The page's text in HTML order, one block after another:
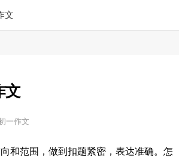
文
文
一作文
和范围，做到扣题紧密，表达准确。怎